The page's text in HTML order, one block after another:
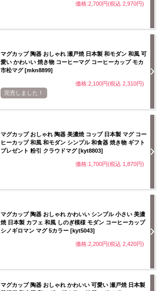
価格:2,700円(税込 2,970円)
マグカップ 陶器 おしゃれ 瀬戸焼 日本製 和モダン 和風 可
愛い かわいい 焼き物 コーヒーマグ コーヒーカップ モカ
市松マグ [mkn8899]
価格:2,100円(税込 2,310円)
完売しました！
マグカップ おしゃれ 陶器 美濃焼 コップ 日本製 マグ コー
ヒーカップ 和風 和モダン シンプル 和食器 焼き物 ギフト
プレゼント 粉引 クラウドマグ [kyt8803]
価格:1,700円(税込 1,870円)
マグカップ 陶器 おしゃれ かわいい シンプル 小さい 美濃
焼 日本製 カフェ 和風 しのぎ模様 モダン コーヒーカップ
シノギロマン マグ 5カラー [kyt5043]
価格:2,200円(税込 2,420円)
マグカップ 陶器 おしゃれ かわいい 可愛い 瀬戸焼 日本製